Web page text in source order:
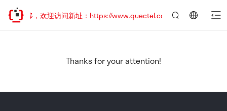
址已迁移，欢迎访问新址：https://www.quectel.com.cn
Thanks for your attention!